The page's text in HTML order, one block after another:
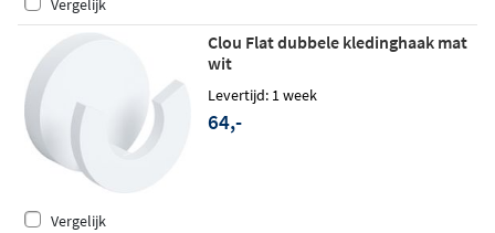
Vergelijk
Clou Flat dubbele kledinghaak mat
wit
Levertijd: 1 week
64,-
Vergelijk